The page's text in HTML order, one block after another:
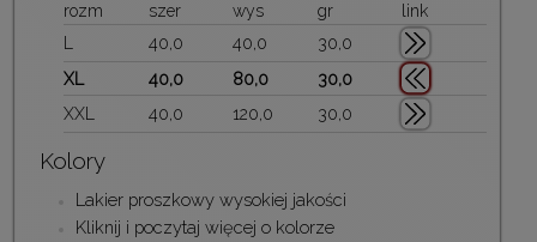
rozm szer wys gr
link
L
40,0 40,0
30,0
XL
40,0 80,0
30,0
XXL
40,0 120,0 30,0
Kolory
Lakier proszkowy wysokiej jakości
Kliknij i poczytaj więcej o kolorze